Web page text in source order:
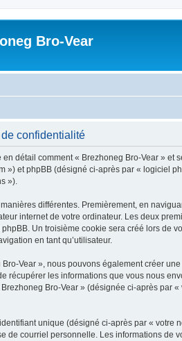
Bro-Vear
confidentialité
détail comment « Brezhoneg Bro-Vear »
») et phpBB (désigné ci-après par « logiciel
»).
différentes. Premièrement, en
internet de votre ordinateur. Les deux
Un troisième cookie sera créé lors de
en tant qu’utilisateur.
Vear », nous pouvons également créer
récupérer les informations que vous nous
Bro-Vear » (désignée ci-après
unique (désigné ci-après par «
de courriel personnelle. Les informations